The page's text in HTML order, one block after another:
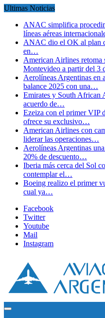
Ultimas Noticias
ANAC simplifica
líneas aéreas
ANAC dio el OK al plan
en…
American Airlines retoma
Montevideo a partir del 3
Aerolíneas Argentinas en
balance 2025 con una…
Emirates y South African
acuerdo de…
Ezeiza con el primer VIP
ofrece su exclusivo…
American Airlines con
liderar las operaciones…
Aerolíneas Argentinas
20% de descuento…
Iberia más cerca del Sol
contemplar el…
Boeing realizo el primer
cual ya…
Facebook
Twitter
Youtube
Mail
Instagram